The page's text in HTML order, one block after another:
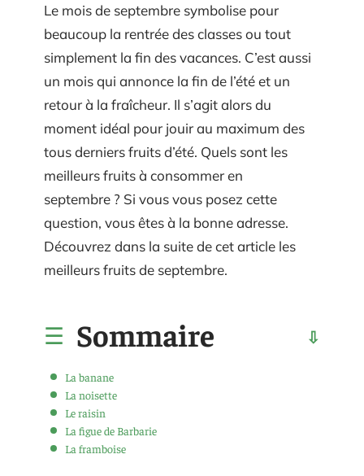
Le mois de septembre symbolise pour
beaucoup la rentrée des classes ou tout
simplement la fin des vacances. C’est aussi
un mois qui annonce la fin de l’été et un
retour à la fraîcheur. Il s’agit alors du
moment idéal pour jouir au maximum des
tous derniers fruits d’été. Quels sont les
meilleurs fruits à consommer en
septembre ? Si vous vous posez cette
question, vous êtes à la bonne adresse.
Découvrez dans la suite de cet article les
meilleurs fruits de septembre.
Sommaire
La banane
La noisette
Le raisin
La figue de Barbarie
La framboise